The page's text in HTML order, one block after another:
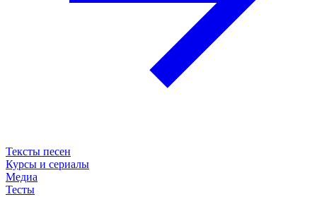
Тексты песен
Курсы и сериалы
Медиа
Тесты